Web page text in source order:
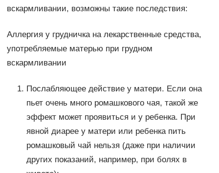
вскармливании, возможны такие последствия:
Аллергия у грудничка на лекарственные средства,
употребляемые матерью при грудном
вскармливании
Послабляющее действие у матери. Если она
пьет очень много ромашкового чая, такой же
эффект может проявиться и у ребенка. При
явной диарее у матери или ребенка пить
ромашковый чай нельзя (даже при наличии
других показаний, например, при болях в